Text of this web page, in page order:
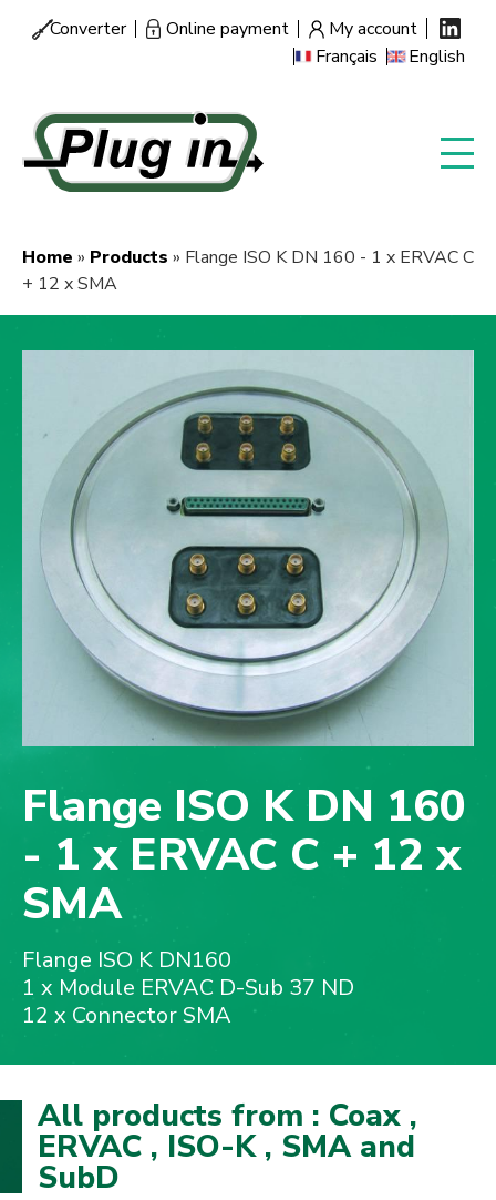
Menu
Converter Online payment
My account
Français
English
Breadcrumb
Home Products
Flange ISO K DN 160 - 1 x ERVAC C
+ 12 x SMA
Flange ISO K DN 160
- 1 x ERVAC C + 12 x
SMA
Flange ISO K DN160
1 x Module ERVAC D-Sub 37 ND
12 x Connector SMA
All products from : Coax ,
ERVAC , ISO-K , SMA and
SubD